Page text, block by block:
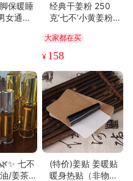
保暖睡
女通用
经典干姜粉 250
克‘七不’小黄姜粉
姜粉（原始点定
制）
大家都在买
¥ 158
七不
/姜茶
(特价)姜贴 姜暖贴
暖身热贴（非物理